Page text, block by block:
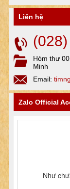
Liên hệ
Hòm thư
Minh
Email:
Zalo Official